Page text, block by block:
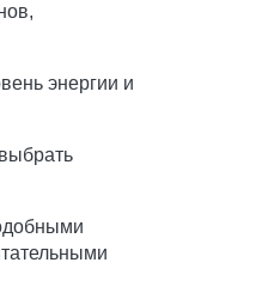
энергии и